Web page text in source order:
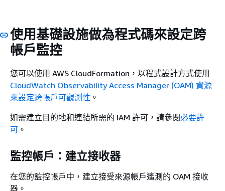
使用基礎設施做為程式碼來設定跨
帳戶監控
您可以使用 AWS CloudFormation，以程式設計方式使用
CloudWatch Observability Access Manager (OAM) 資源
來設定跨帳戶可觀測性 。
如需建立目的地和連結所需的 IAM 許可，請參閱必要許
可 。
監控帳戶：建立接收器
在您的監控帳戶中，建立接受來源帳戶遙測的 OAM 接收
器。